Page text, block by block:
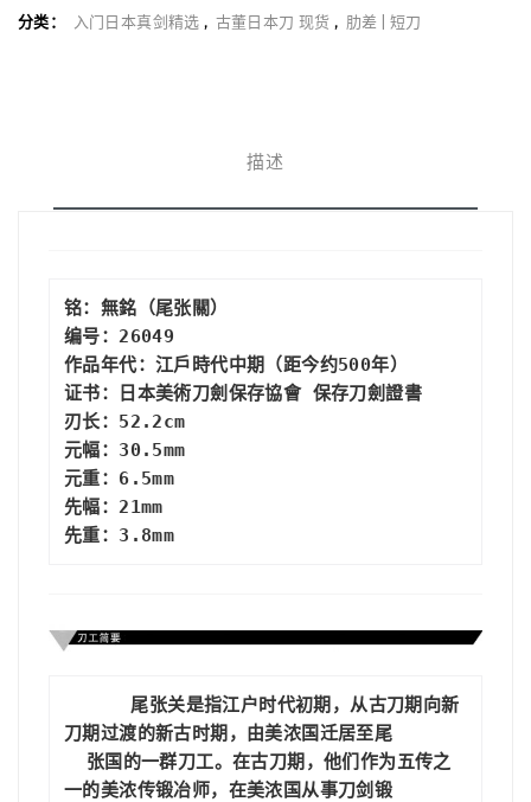
分类：
入门日本真剑精选 , 古董日本刀 现货 , 肋差 | 短刀
描述
铭：無銘（尾张關）
编号：26049
作品年代：江戶時代中期（距今约500年）
证书：日本美術刀劍保存協會 保存刀劍證書
刃长：52.2cm
元幅：30.5mm
元重：6.5mm
先幅：21mm
先重：3.8mm
      尾张关是指江户时代初期，从
古刀期 向新
刀期过渡的新古时期，由美浓国迁居至尾
一的美浓传锻冶师，在美浓国从事刀剑锻